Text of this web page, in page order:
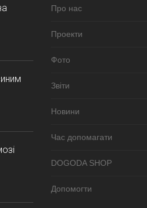
Про нас
Проекти
Фото
Звіти
Новини
Час допомагати
DOGODA SHOP
Допомогти